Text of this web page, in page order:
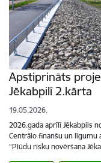
Apstiprināts
Jēkabpilī 2.kārta
19.05.2026.
2026.gada aprīlī Jēkabpils
Centrālo finanšu un
“Plūdu risku novēršana